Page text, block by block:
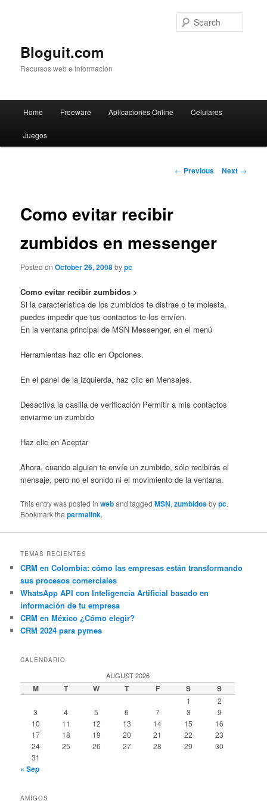
Bloguit.com
Recursos web e Información
Skip
to
Home Freeware Aplicaciones Online Celulares
Juegos
Post
← Previous Next →
Como evitar recibir
zumbidos en messenger
Posted onOctober 26, 2008bypc
Como evitar recibir zumbidos >
Si la característica de los zumbidos te distrae o te molesta,
puedes impedir que tus contactos te los envíen.
En la ventana principal de MSN Messenger, en el menú
Herramientas haz clic en Opciones.
En el panel de la izquierda, haz clic en Mensajes.
Desactiva la casilla de verificación Permitir a mis contactos
enviarme un zumbido
Haz clic en Aceptar
Ahora, cuando alguien te envíe un zumbido, sólo recibirás el
mensaje, pero no el sonido ni el movimiento de la ventana.
This entry was posted inweband taggedMSN,zumbidosbypc.
Bookmark thepermalink.
TEMAS RECIENTES
CRM en Colombia: cómo las empresas están transformando
sus procesos comerciales
WhatsApp API con Inteligencia Artificial basado en
información de tu empresa
CRM en México ¿Cómo elegir?
CRM 2024 para pymes
CALENDARIO
AUGUST 2026
M T W T F S S
1
2
3
4 5 6 7 8
9
10
11 12 13 14 15
16
17
18 19 20 21 22
23
24
25 26 27 28 29
30
31
« Sep
AMIGOS